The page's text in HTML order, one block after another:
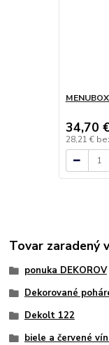
34,70
28,21 €
Tovar zaradený
ponuka DEKOROV
Dekorované
Dekolt 122
biele a červené